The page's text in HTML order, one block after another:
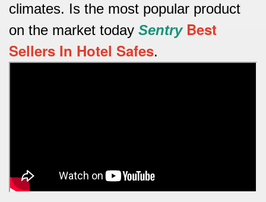
climates. Is the most popular product
on the market today Sentry Best
Sellers In Hotel Safes.